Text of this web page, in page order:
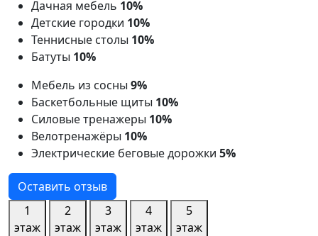
Дачная мебель 10%
Детские городки 10%
Теннисные столы 10%
Батуты 10%
Мебель из сосны 9%
Баскетбольные щиты 10%
Силовые тренажеры 10%
Велотренажёры 10%
Электрические беговые дорожки 5%
Оставить отзыв
1
этаж
2
этаж
3
этаж
4
этаж
5
этаж